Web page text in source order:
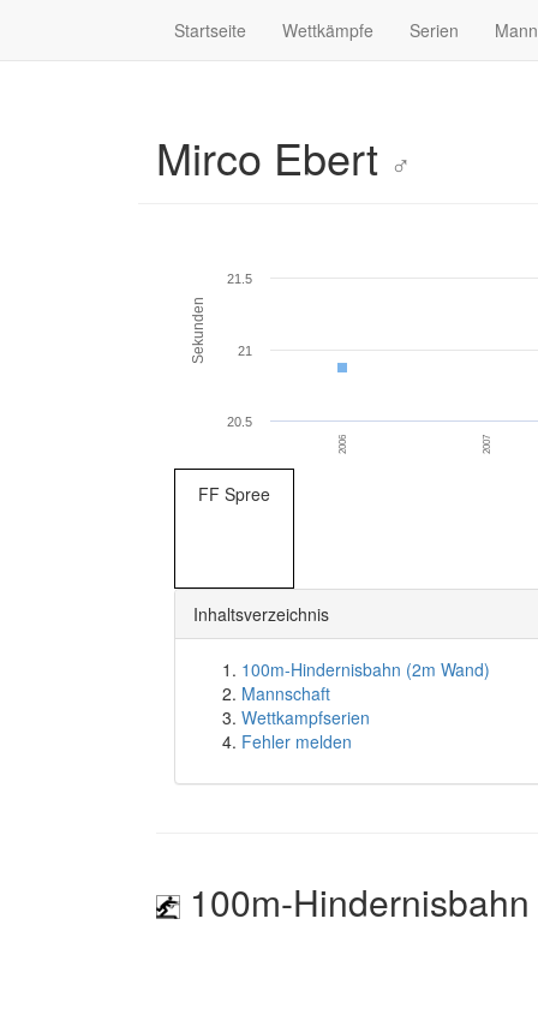
Startseite Wettkämpfe Serien
Mirco Ebert ♂
Sekunden
2006 2007
20.5
21
21.5
FF Spree
Inhaltsverzeichnis
100m-Hindernisbahn (2m Wand)
Mannschaft
Wettkampfserien
Fehler melden
100m-